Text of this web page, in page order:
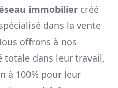
immobilier créé
dans la vente
offrons à nos
totale dans leur travail,
à 100% pour leur